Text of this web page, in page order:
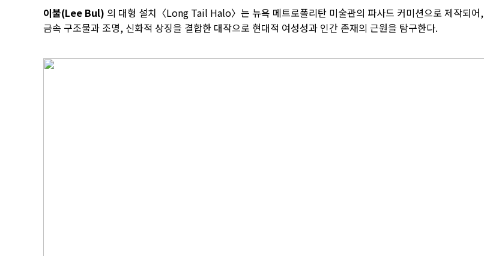
이불(Lee Bul) 의 대형 설치〈Long Tail Halo〉는 뉴욕 메트로폴리탄 미술관의 파사드 커미션으로 제작되어,
금속 구조물과 조명, 신화적 상징을 결합한 대작으로 현대적 여성성과 인간 존재의 근원을 탐구한다.